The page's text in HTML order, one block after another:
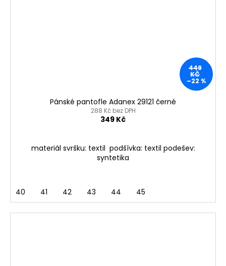
449
KČ
–22 %
Pánské pantofle Adanex 29121 černé
288 Kč bez DPH
349 Kč
materiál svršku: textil podšívka: textil podešev:
syntetika
40 41 42 43 44 45